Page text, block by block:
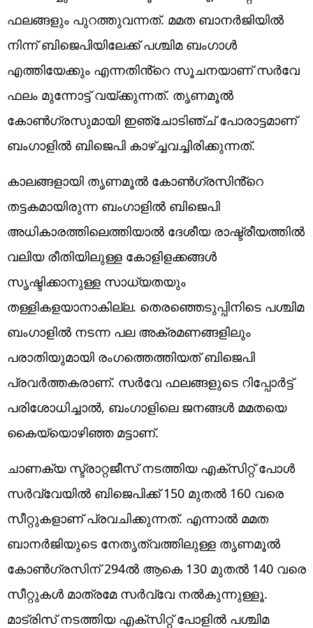
ഫലങ്ങളും പുറത്തുവന്നത്. മമത ബാനർജിയിൽ
നിന്ന് ബിജെപിയിലേക്ക് പശ്ചിമ ബംഗാൾ
എത്തിയേക്കും എന്നതിൻ്റെ സൂചനയാണ് സർവേ
ഫലം മുന്നോട്ട് വയ്ക്കുന്നത്. തൃണമൂൽ
കോൺഗ്രസുമായി ഇഞ്ചോടിഞ്ച് പോരാട്ടമാണ്
ബംഗാളിൽ ബിജെപി കാഴ്ച്ചവച്ചിരിക്കുന്നത്.
കാലങ്ങളായി തൃണമൂൽ കോൺഗ്രസിൻ്റെ
തട്ടകമായിരുന്ന ബംഗാളിൽ ബിജെപി
അധികാരത്തിലെത്തിയാൽ ദേശീയ രാഷ്ട്രീയത്തിൽ
വലിയ രീതിയിലുള്ള കോളിളക്കങ്ങൾ
സൃഷ്ടിക്കാനുള്ള സാധ്യതയും
തള്ളികളയാനാകില്ല. തെരഞ്ഞെടുപ്പിനിടെ പശ്ചിമ
ബംഗാളിൽ നടന്ന പല അക്രമണങ്ങളിലും
പരാതിയുമായി രം​ഗത്തെത്തിയത് ബിജെപി
പ്രവർത്തകരാണ്. സർവേ ഫലങ്ങളുടെ റിപ്പോർട്ട്
പരിശോധിച്ചാൽ, ബം​ഗാളിലെ ജനങ്ങൾ മമതയെ
കൈയ്യൊഴിഞ്ഞ മട്ടാണ്.
ചാണക്യ സ്ട്രാറ്റജീസ് നടത്തിയ എക്‌സിറ്റ് പോൾ
സർവ്വേയിൽ ബിജെപിക്ക് 150 മുതൽ 160 വരെ
സീറ്റുകളാണ് പ്രവചിക്കുന്നത്. എന്നാൽ മമത
ബാനർജിയുടെ നേതൃത്വത്തിലുള്ള തൃണമൂൽ
കോൺഗ്രസിന് 294ൽ ആകെ 130 മുതൽ 140 വരെ
സീറ്റുകൾ മാത്രമേ സർവ്വേ നൽകുന്നുള്ളൂ.
മാട്രിസ് നടത്തിയ എക്‌സിറ്റ് പോളിൽ പശ്ചിമ